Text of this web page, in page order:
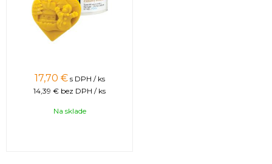
17,70 € s DPH / ks
14,39 € bez DPH / ks
Na sklade